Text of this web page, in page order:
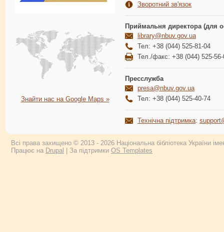
Знайти нас на Google Maps »
Зворотний зв'язок
Приймальня директора (для
library@nbuv.gov.ua
Тел: +38 (044) 525-81-04
Тел./факс: +38 (044) 525-56-
Пресслужба
presa@nbuv.gov.ua
Тел: +38 (044) 525-40-74
Технічна підтримка:
Всі права захищено © 2013 - 2026 Національна бібліотека України
Працює на Drupal | За підтримки OS Templates